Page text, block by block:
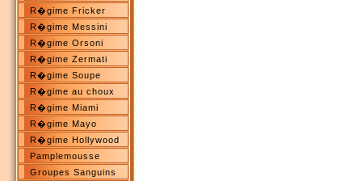
R�gime Fricker
R�gime Messini
R�gime Orsoni
R�gime Zermati
R�gime Soupe
R�gime au choux
R�gime Miami
R�gime Mayo
R�gime Hollywood
Pamplemousse
Groupes Sanguins